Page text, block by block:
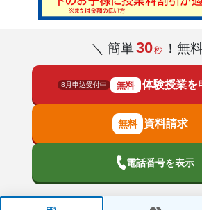
＼ 簡単30秒 ！無
8月申込受付中 無料 体験授業を
資料請求
電話番号を表示